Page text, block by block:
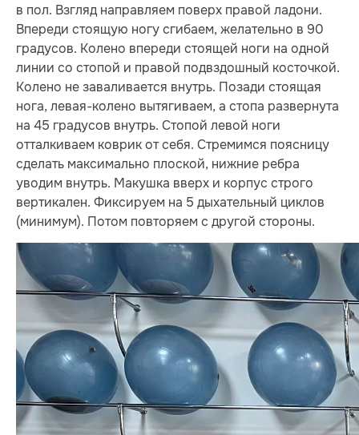
в пол. Взгляд направляем поверх правой ладони.
Впереди стоящую ногу сгибаем, желательно в 90
градусов. Колено впереди стоящей ноги на одной
линии со стопой и правой подвздошный косточкой.
Колено не заваливается внутрь. Позади стоящая
нога, левая-колено вытягиваем, а стопа развернута
на 45 градусов внутрь. Стопой левой ноги
отталкиваем коврик от себя. Стремимся поясницу
сделать максимально плоской, нижние ребра
уводим внутрь. Макушка вверх и корпус строго
вертикален. Фиксируем на 5 дыхательный циклов
(минимум). Потом повторяем с другой стороны.